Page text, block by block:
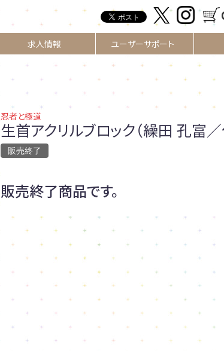
求人情報 ユーザーサポート
忍者と極道
生首アクリルブロック（繰田 孔富／
販売終了
販売終了商品です。